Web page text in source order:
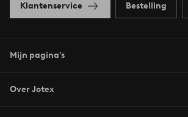
Klantenservice Bestelling
Mijn pagina's
Over Jotex